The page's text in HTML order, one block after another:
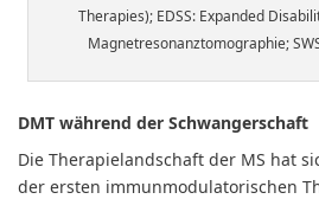
Therapies); EDSS: Expanded
Magnetresonanztomographie;
DMT während der Schwangerschaft
Die Therapielandschaft der MS hat
der ersten immunmodulatorischen